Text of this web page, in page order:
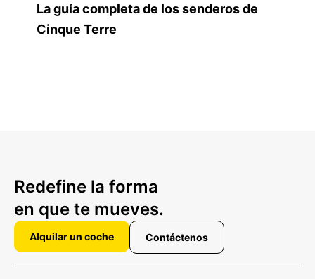
La guía completa de los senderos de
Cinque Terre
Redefine la forma
en que te mueves.
Alquilar un coche Contáctenos